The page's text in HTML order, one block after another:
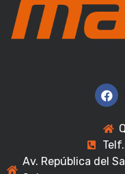
Av. República del